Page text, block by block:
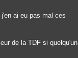
ai eu pas mal ces
de la TDF si quelqu'un